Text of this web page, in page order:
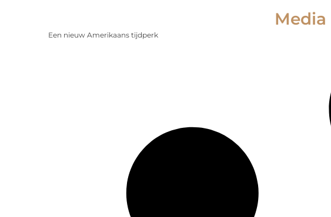
Media
Een nieuw Amerikaans tijdperk